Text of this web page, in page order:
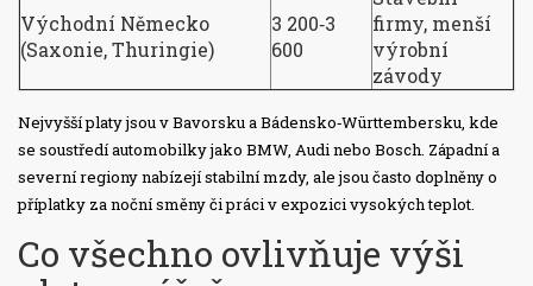
Východní Německo
(Saxonie, Thuringie)
3 200‑3
600
firmy, menší
výrobní
závody
Nejvyšší platy jsou v Bavorsku a Bádensko‑Württembersku, kde
se soustředí automobilky jako BMW, Audi nebo Bosch. Západní a
severní regiony nabízejí stabilní mzdy, ale jsou často doplněny o
příplatky za noční směny či práci v expozici vysokých teplot.
Co všechno ovlivňuje výši